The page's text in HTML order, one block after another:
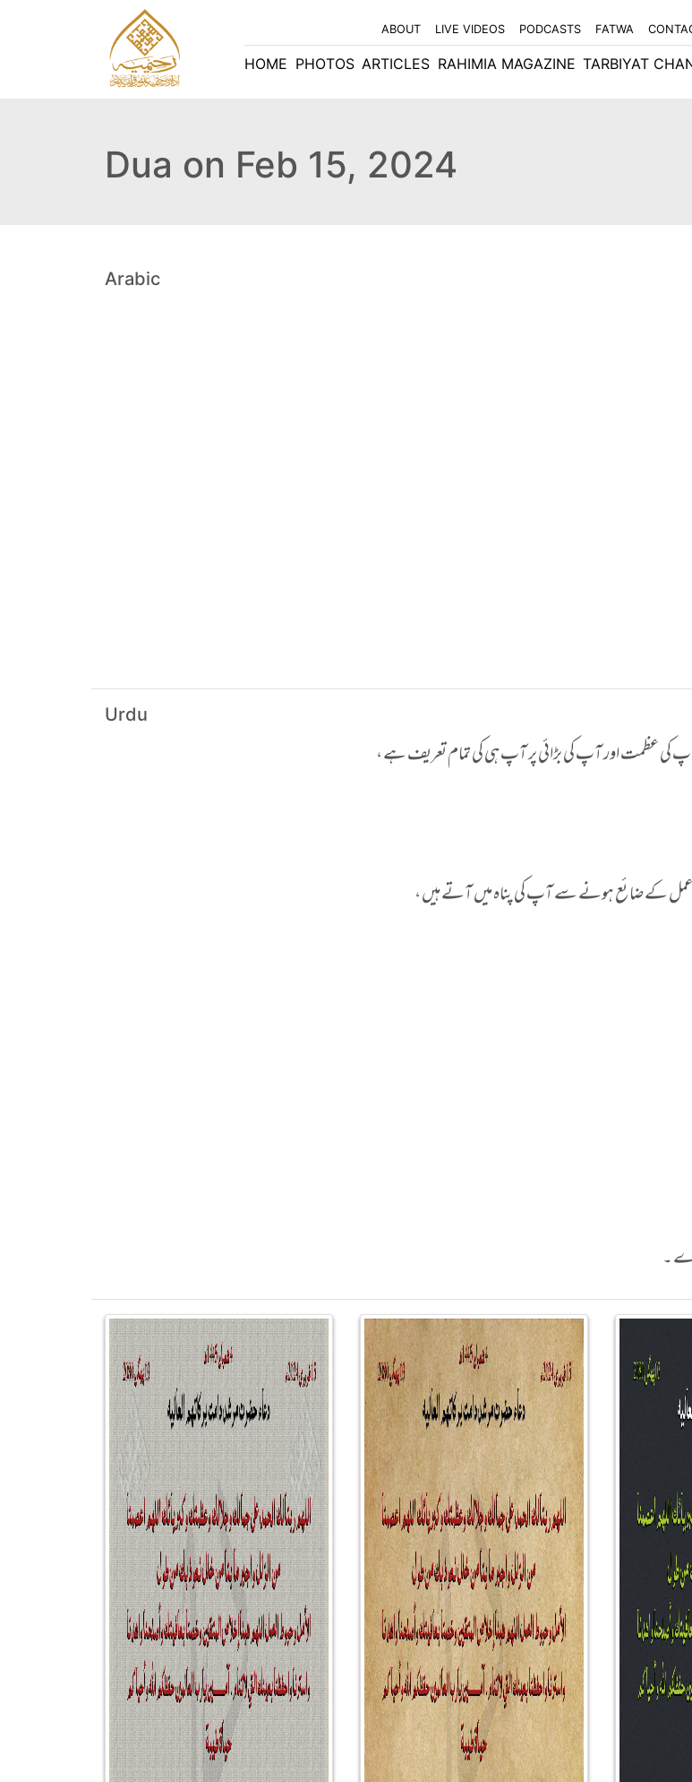
ABOUT LIVE VIDEOS PODCASTS FATWA
HOME PHOTOS ARTICLES RAHIMIA MAGAZINE TARBIYAT
Dua on Feb 15, 2024
Arabic
Urdu
عظمت اور آپ کی بڑائی پر آپ ہی کی تمام تعریف ہے ،
عمل کے ضائع ہونے سے آپ کی پناہ میں آتے ہیں ،
۔